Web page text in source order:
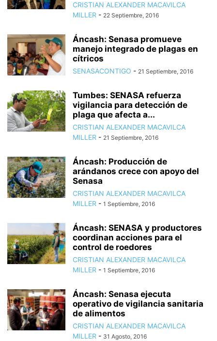
CRISTIAN ALEXANDER MACAVILCA
MILLER - 22 Septiembre, 2016
Áncash: Senasa promueve
manejo integrado de plagas en
cítricos
SENASACONTIGO - 21 Septiembre, 2016
Tumbes: SENASA refuerza
vigilancia para detección de
plaga que afecta a...
CRISTIAN ALEXANDER MACAVILCA
MILLER - 21 Septiembre, 2016
Áncash: Producción de
arándanos crece con apoyo del
Senasa
CRISTIAN ALEXANDER MACAVILCA
MILLER - 1 Septiembre, 2016
Áncash: SENASA y productores
coordinan acciones para el
control de roedores
CRISTIAN ALEXANDER MACAVILCA
MILLER - 1 Septiembre, 2016
Áncash: Senasa ejecuta
operativo de vigilancia sanitaria
de alimentos
CRISTIAN ALEXANDER MACAVILCA
MILLER - 31 Agosto, 2016